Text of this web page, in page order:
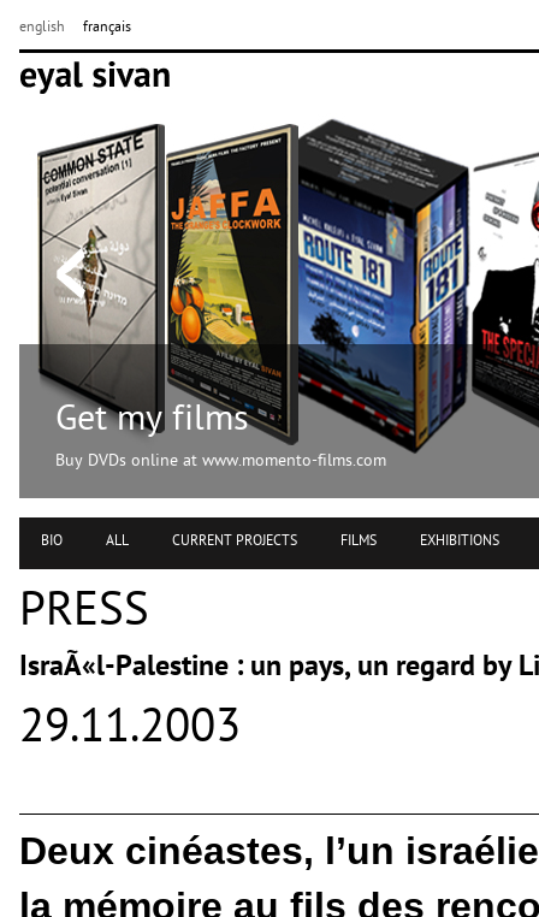
english français
Get my films
Buy DVDs online at www.momento-films.com
BIO ALL CURRENT PROJECTS FILMS EXHIBITIONS
PRESS
IsraÃ«l-Palestine : un pays, un regard by
29.11.2003
Deux cinéastes, l’un
la mémoire au fils des